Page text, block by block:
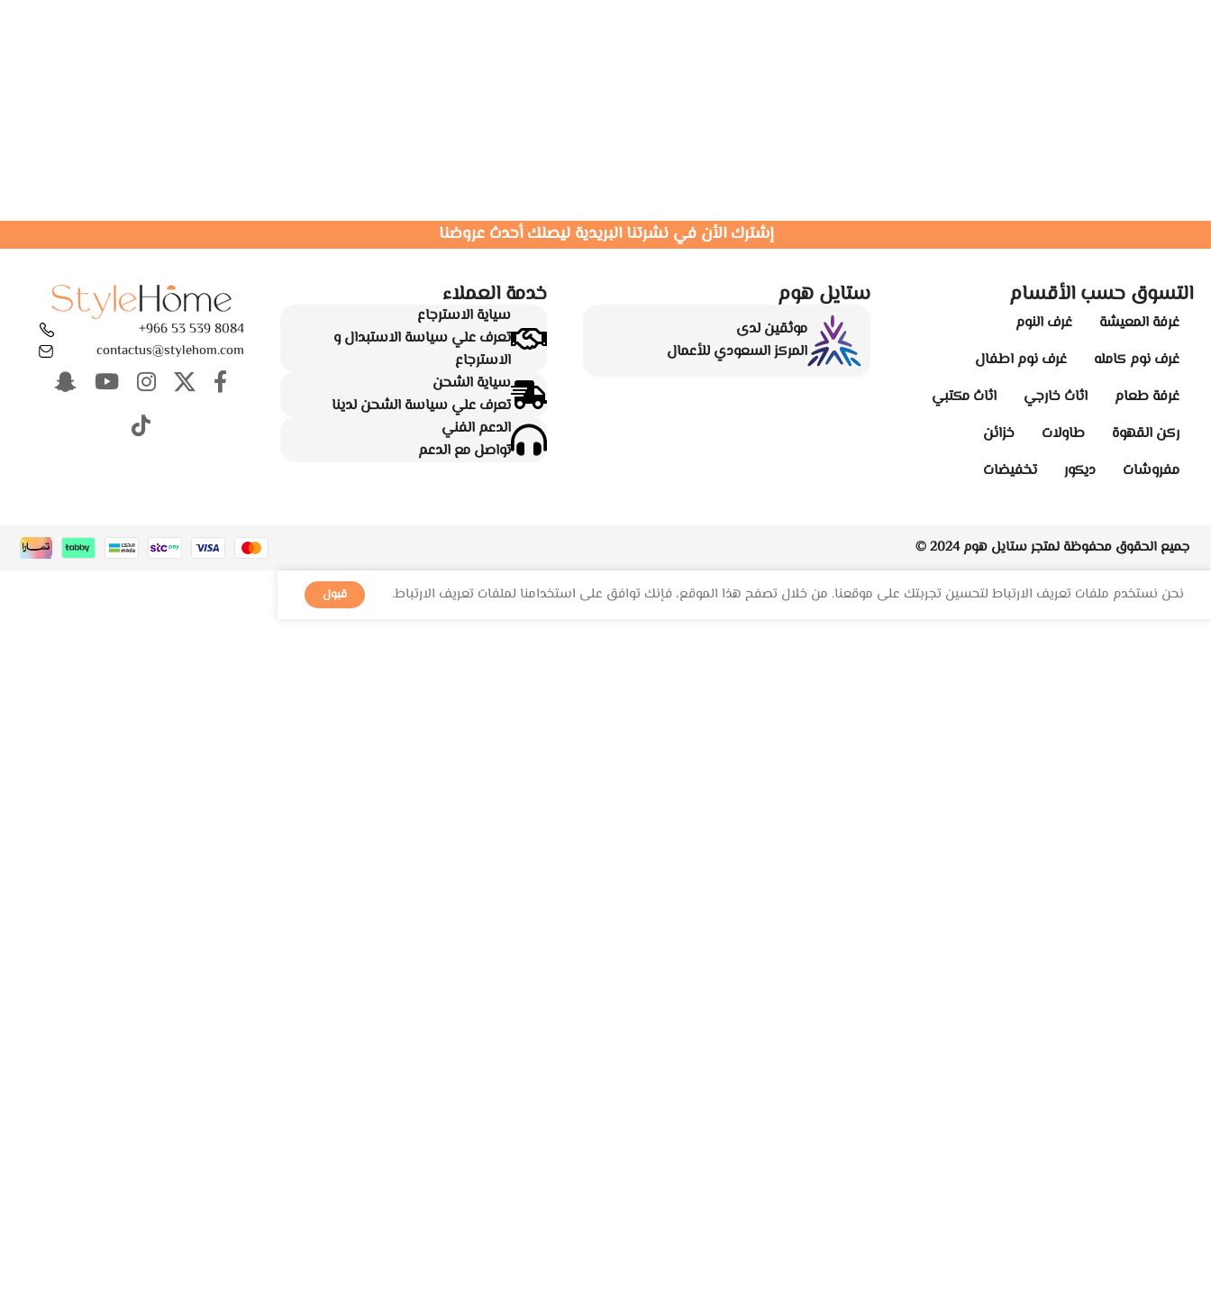
إشترك الأن في نشرتنا البريدية ليصلك أحدث عروضنا
التسوق حسب الأقسام
غرفة المعيشة
غرف النوم
غرف نوم كامله
غرف نوم اطفال
غرفة طعام
اثاث خارجي
اثاث مكتبي
ركن القهوة
طاولات
خزائن
مفروشات
ديكور تخفيضات
ستايل هوم
موثقين لدى
المركز السعودي للأعمال
خدمة العملاء
سياية الاسترجاع
تعرف علي سياسة الاستبدال و
الاسترجاع
سياية الشحن
تعرف علي سياسة الشحن لدينا
الدعم الفني
تواصل مع الدعم
8084 539 53 966+
contactus@stylehom.com
جميع الحقوق محفوظة لمتجرستايل هوم2024 ©
نحن نستخدم ملفات تعريف الارتباط لتحسين تجربتك على موقعنا. من خلال تصفح هذا الموقع، فإنك توافق على استخدامنا لملفات تعريف الارتباط. قبول